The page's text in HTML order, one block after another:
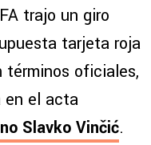
trajo un giro
tarjeta roja
términos oficiales,
en el acta
Slavko Vinčić.